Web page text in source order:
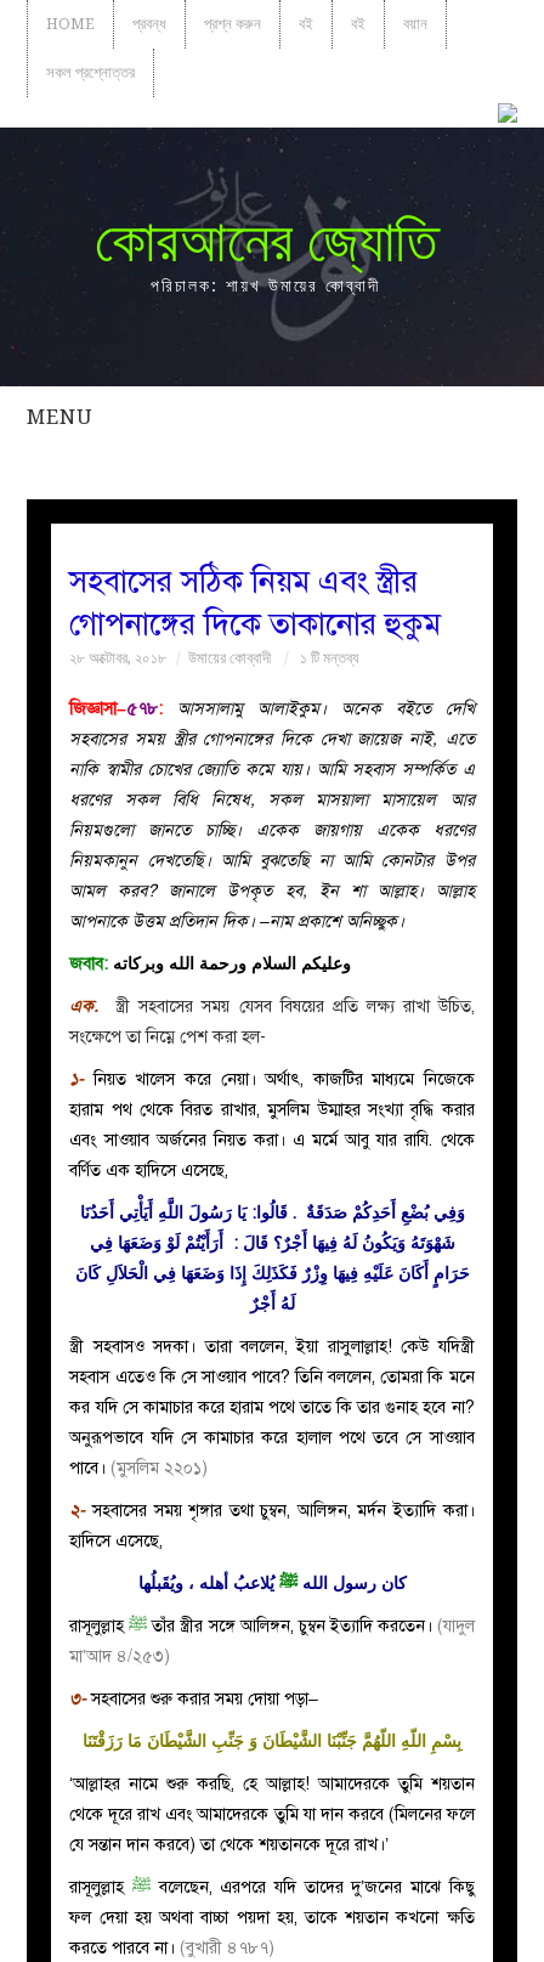
HOME প্রবন্ধ প্রশ্ন করুন বই বই বয়ান
সকল প্রশ্নোত্তর
কোরআনের জ্যোতি
পরিচালক: শায়খ উমায়ের কোব্বাদী
MENU
সকল
নারীদের
মজলিস
প্রশ্ন
করুন
সহবাসের সঠিক নিয়ম এবং স্ত্রীর
গোপনাঙ্গের দিকে তাকানোর হুকুম
২৮ অক্টোবর, ২০১৮ উমায়ের কোব্বাদী ১ টি মন্তব্য
জিজ্ঞাসা–৫৭৮:
আসসালামু আলাইকুম। অনেক বইতে দেখি
সহবাসের সময় স্ত্রীর গোপনাঙ্গের দিকে দেখা জায়েজ নাই, এতে
নাকি স্বামীর চোখের জ্যোতি কমে যায়। আমি সহবাস সম্পর্কিত এ
ধরণের সকল বিধি নিষেধ, সকল মাসয়ালা মাসায়েল আর
নিয়মগুলো জানতে চাচ্ছি। একেক জায়গায় একেক ধরণের
নিয়মকানুন দেখতেছি। আমি বুঝতেছি না আমি কোনটার উপর
আমল করব? জানালে উপকৃত হব, ইন শা আল্লাহ। আল্লাহ
আপনাকে উত্তম প্রতিদান দিক। –নাম প্রকাশে অনিচ্ছুক।
জবাব: وعليكم السلام ورحمة الله وبركاته
এক.
স্ত্রী সহবাসের সময় যেসব বিষয়ের প্রতি লক্ষ্য রাখা উচিত,
সংক্ষেপে তা নিম্নে পেশ করা হল-
১-নিয়ত খালেস করে নেয়া। অর্থাৎ, কাজটির মাধ্যমে নিজেকে
হারাম পথ থেকে বিরত রাখার, মুসলিম উম্মাহর সংখ্যা বৃদ্ধি করার
এবং সাওয়াব অর্জনের নিয়ত করা। এ মর্মে আবু যার রাযি. থেকে
বর্ণিত এক হাদিসে এসেছে,
وَفِي بُضْعِ أَحَدِكُمْ صَدَقَةٌ ‏ ‏.‏ قَالُوا: يَا رَسُولَ اللَّهِ أَيَأْتِي أَحَدُنَا
شَهْوَتَهُ وَيَكُونُ لَهُ فِيهَا أَجْرٌ؟ قَالَ : ‏‏ أَرَأَيْتُمْ لَوْ وَضَعَهَا فِي
حَرَامٍ أَكَانَ عَلَيْهِفِيهَا وِزْرٌ فَكَذَلِكَ إِذَا وَضَعَهَا فِي الْحَلاَلِ كَانَ
لَهُ أَجْرٌ
স্ত্রী সহবাসও সদকা। তারা বললেন, ইয়া রাসুলাল্লাহ! কেউ যদিস্ত্রী
সহবাস এতেও কি সে সাওয়াব পাবে? তিনি বললেন, তোমরা কি মনে
কর যদি সে কামাচার করে হারাম পথে তাতে কি তার গুনাহ হবে না?
অনুরূপভাবে যদি সে কামাচার করে হালাল পথে তবে সে সাওয়াব
পাবে। (মুসলিম ২২০১)
২-সহবাসের সময় শৃঙ্গার তথা চুম্বন, আলিঙ্গন, মর্দন ইত্যাদি করা।
হাদিসে এসেছে,
كان رسول اللهﷺيُلاعبُ أهله ، ويُقَبلُها
রাসূলুল্লাহﷺতাঁর স্ত্রীর সঙ্গে আলিঙ্গন, চুম্বন ইত্যাদি করতেন। (যাদুল
মা’আদ ৪/২৫৩)
৩-সহবাসের শুরু করার সময় দোয়া পড়া–
بِسْمِ اللّهِ اللّهُمَّ جَنِّبْنَا الشَّيْطَانَ وَ جَنِّبِ الشَّيْطَانَ مَا رَزَقْتَنَا
‘আল্লাহর নামে শুরু করছি, হে আল্লাহ! আমাদেরকে তুমি শয়তান
থেকে দূরে রাখ এবং আমাদেরকে তুমি যা দান করবে (মিলনের ফলে
যে সন্তান দান করবে) তা থেকে শয়তানকে দূরে রাখ।’
রাসূলুল্লাহﷺ বলেছেন, এরপরে যদি তাদের দু’জনের মাঝে কিছু
ফল দেয়া হয় অথবা বাচ্চা পয়দা হয়, তাকে শয়তান কখনো ক্ষতি
করতে পারবে না। (বুখারী ৪৭৮৭)